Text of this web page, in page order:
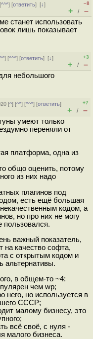
^^^] [ответить][↓]
–8
+ / –
станет использовать
лишь показывает
^^] [^^^] [ответить][↓]
+3
+ / –
небольшого
[^] [^^] [^^^] [ответить]
+7
+ / –
умеют только
переняли от
платформа, одна из
общо оценить, потому
из них надо
плагинов под
есть ещё большая
кодом, а
но про них не могу
пользовался.
важный показатель,
на качество софта,
с открытым кодом и
альтернативы.
в общем-то ~4:
чем wp;
него, но используется в
СССР;
малому бизнесу, это
всё своё, с нуля -
малого бизнеса.